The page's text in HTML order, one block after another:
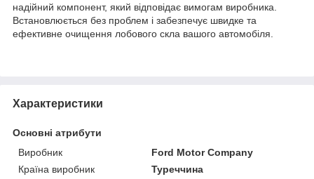
надійний компонент, який відповідає вимогам виробника.
Встановлюється без проблем і забезпечує швидке та
ефективне очищення лобового скла вашого автомобіля.
Характеристики
Основні атрибути
Виробник
Ford Motor Company
Країна виробник
Туреччина